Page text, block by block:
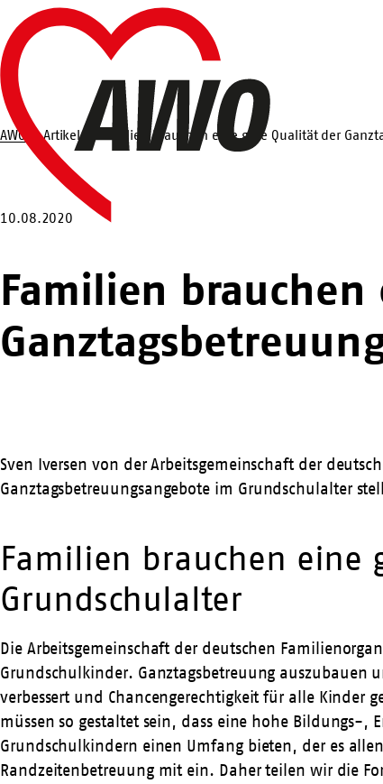
Zum
Hauptinhalt
springen
Startseite
Suche
AWO Artikel Familien brauchen eine gute Qualität der
10.08.2020
Familien
Sven Iversen von der Arbeitsgemeinschaft der
Ganztagsbetreuungsangebote im Grundschulalter
Familien brauchen eine
Grundschulalter
Die Arbeitsgemeinschaft der deutschen
Grundschulkinder. Ganztagsbetreuung auszubauen
verbessert und Chancengerechtigkeit für alle
müssen so gestaltet sein, dass eine hohe Bildungs-
Grundschulkindern einen Umfang bieten, der es
Randzeitenbetreuung mit ein. Daher teilen wir die